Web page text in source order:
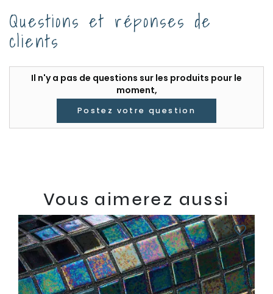
Questions et réponses de
clients
Il n'y a pas de questions sur les produits pour le
moment,
Postez votre question
Vous aimerez aussi
favorite_border